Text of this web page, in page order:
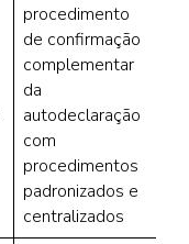
procedimento
de confirmação
complementar
da
autodeclaração
com
procedimentos
padronizados e
centralizados